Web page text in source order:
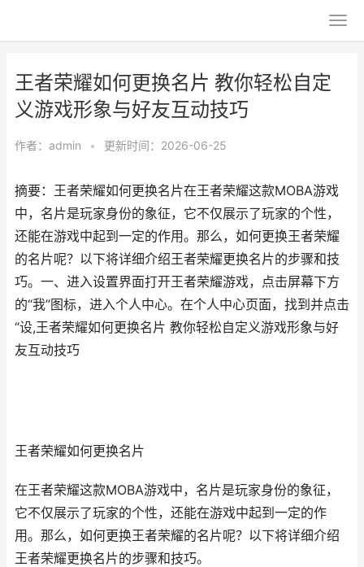
王者荣耀如何更换名片 教你轻松自定
义游戏形象与好友互动技巧
作者： admin • 更新时间：2026-06-25
摘要：王者荣耀如何更换名片在王者荣耀这款MOBA游戏
中，名片是玩家身份的象征，它不仅展示了玩家的个性，
还能在游戏中起到一定的作用。那么，如何更换王者荣耀
的名片呢？以下将详细介绍王者荣耀更换名片的步骤和技
巧。一、进入设置界面打开王者荣耀游戏，点击屏幕下方
的“我”图标，进入个人中心。在个人中心页面，找到并点击
“设,王者荣耀如何更换名片 教你轻松自定义游戏形象与好
友互动技巧
王者荣耀如何更换名片
在王者荣耀这款MOBA游戏中，名片是玩家身份的象征，
它不仅展示了玩家的个性，还能在游戏中起到一定的作
用。那么，如何更换王者荣耀的名片呢？以下将详细介绍
王者荣耀更换名片的步骤和技巧。